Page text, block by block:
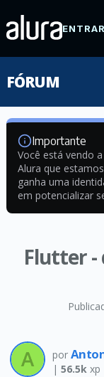
ENTRAR
FÓRUM
Importante
Você está vendo
Alura que
ganha uma
em potencializar
Flutter -
por
| 56.5kxp